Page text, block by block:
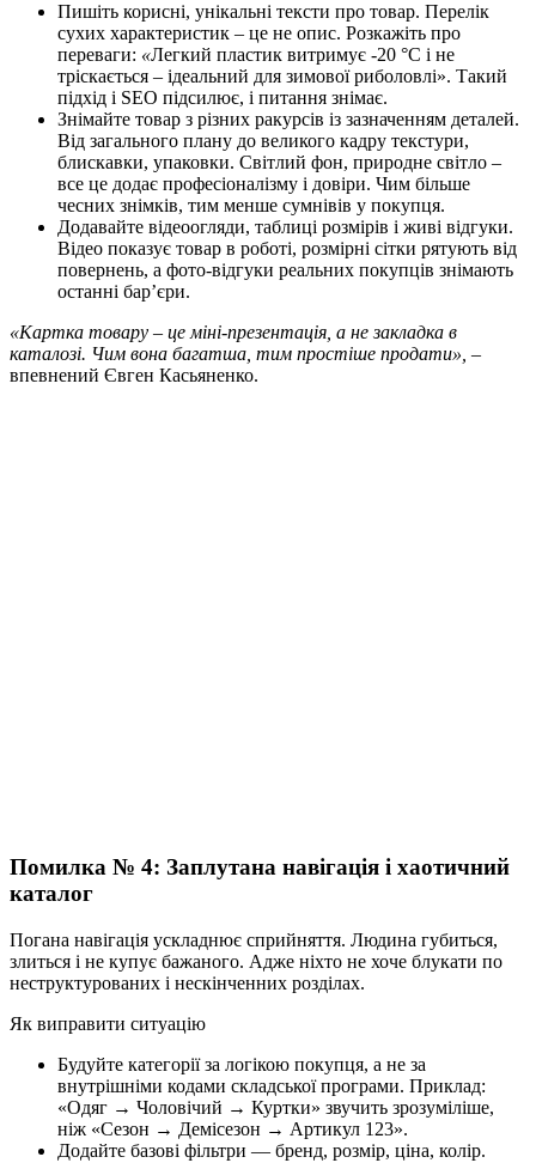
Пишіть корисні, унікальні тексти про товар. Перелік
сухих характеристик – це не опис. Розкажіть про
переваги: «Легкий пластик витримує -20 °C і не
тріскається – ідеальний для зимової риболовлі». Такий
підхід і SEO підсилює, і питання знімає.
Знімайте товар з різних ракурсів із зазначенням деталей.
Від загального плану до великого кадру текстури,
блискавки, упаковки. Світлий фон, природне світло –
все це додає професіоналізму і довіри. Чим більше
чесних знімків, тим менше сумнівів у покупця.
Додавайте відеоогляди, таблиці розмірів і живі відгуки.
Відео показує товар в роботі, розмірні сітки рятують від
повернень, а фото-відгуки реальних покупців знімають
останні бар’єри.
«Картка товару – це міні-презентація, а не закладка в
каталозі. Чим вона багатша, тим простіше продати», –
впевнений Євген Касьяненко.
Помилка № 4: Заплутана навігація і хаотичний
каталог
Погана навігація ускладнює сприйняття. Людина губиться,
злиться і не купує бажаного. Адже ніхто не хоче блукати по
неструктурованих і нескінченних розділах.
Як виправити ситуацію
Будуйте категорії за логікою покупця, а не за
внутрішніми кодами складської програми. Приклад:
«Одяг → Чоловічий → Куртки» звучить зрозуміліше,
ніж «Сезон → Демісезон → Артикул 123».
Додайте базові фільтри — бренд, розмір, ціна, колір.